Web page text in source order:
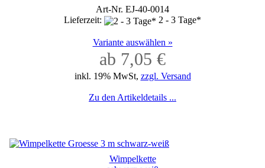
Art-Nr. EJ-40-0014
Lieferzeit:
2 - 3 Tage*
Variante auswählen »
ab 7,05 €
inkl. 19% MwSt, zzgl. Versand
Zu den Artikeldetails ...
Wimpelkette